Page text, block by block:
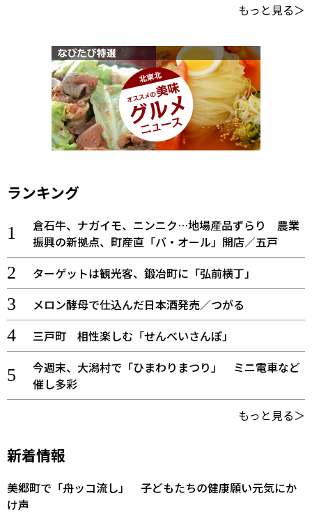
もっと見る＞
ランキング
倉石牛、ナガイモ、ニンニク…地場産品ずらり 農業
振興の新拠点、町産直「バ・オール」開店／五戸
ターゲットは観光客、鍛冶町に「弘前横丁」
メロン酵母で仕込んだ日本酒発売／つがる
三戸町 相性楽しむ「せんべいさんぽ」
今週末、大潟村で「ひまわりまつり」 ミニ電車など
催し多彩
もっと見る＞
新着情報
美郷町で「舟ッコ流し」 子どもたちの健康願い元気にか
け声